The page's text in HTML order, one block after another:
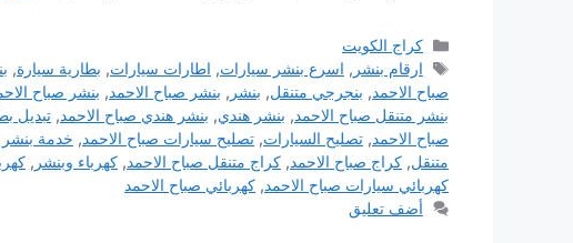
التصنيفات
كراج الكويت
الوسوم
ارقام بنشر , اسرع بنشر سيارات, اطارات سيارات, بطارية سيارة,
صباح الاحمد, بنجرجي متنقل, بنشر , بنشر صباح الاحمد, بنشر صباح
بنشر متنقل صباح الاحمد, بنشر هندي, بنشر هندي صباح الاحمد, تبديل
صباح الاحمد, تصليح السيارات, تصليح سيارات صباح الاحمد, خدمة بنشر
متنقل, كراج صباح الاحمد, كراج متنقل صباح الاحمد, كهرباء وبنشر ,
كهربائي سيارات صباح الاحمد, كهربائي صباح الاحمد
أضف تعليق